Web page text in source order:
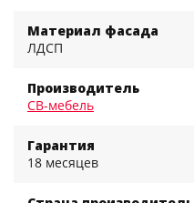
Материал фасада
ЛДСП
Производитель
СВ-мебель
Гарантия
18 месяцев